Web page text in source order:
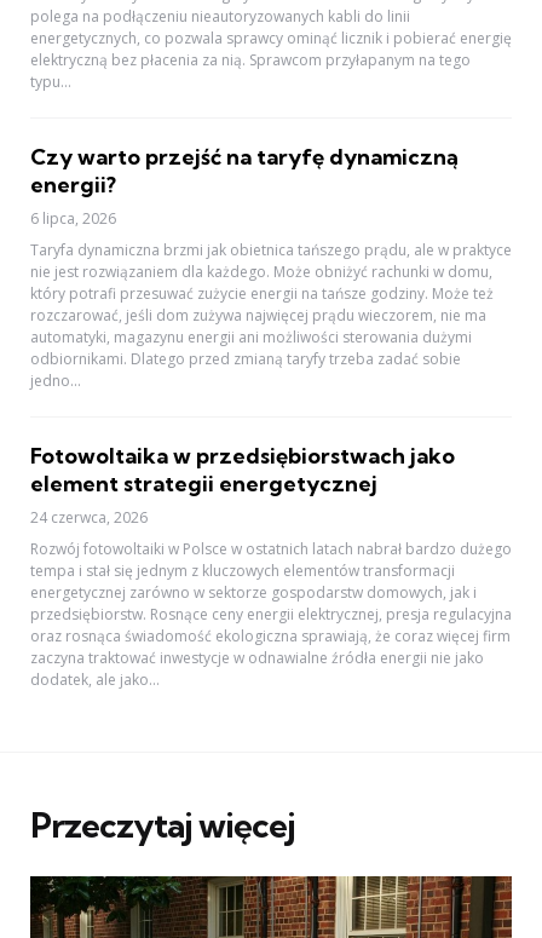
polega na podłączeniu nieautoryzowanych kabli do linii
energetycznych, co pozwala sprawcy ominąć licznik i pobierać energię
elektryczną bez płacenia za nią. Sprawcom przyłapanym na tego
typu...
Czy warto przejść na taryfę dynamiczną
energii?
6 lipca, 2026
Taryfa dynamiczna brzmi jak obietnica tańszego prądu, ale w praktyce
nie jest rozwiązaniem dla każdego. Może obniżyć rachunki w domu,
który potrafi przesuwać zużycie energii na tańsze godziny. Może też
rozczarować, jeśli dom zużywa najwięcej prądu wieczorem, nie ma
automatyki, magazynu energii ani możliwości sterowania dużymi
odbiornikami. Dlatego przed zmianą taryfy trzeba zadać sobie
jedno...
Fotowoltaika w przedsiębiorstwach jako
element strategii energetycznej
24 czerwca, 2026
Rozwój fotowoltaiki w Polsce w ostatnich latach nabrał bardzo dużego
tempa i stał się jednym z kluczowych elementów transformacji
energetycznej zarówno w sektorze gospodarstw domowych, jak i
przedsiębiorstw. Rosnące ceny energii elektrycznej, presja regulacyjna
oraz rosnąca świadomość ekologiczna sprawiają, że coraz więcej firm
zaczyna traktować inwestycje w odnawialne źródła energii nie jako
dodatek, ale jako...
Przeczytaj więcej